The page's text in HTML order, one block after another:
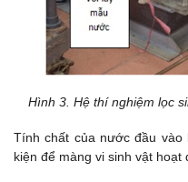
Hình 3. Hệ thí nghiệm lọc
Tính chất của nước đầu vào
kiện để màng vi sinh vật hoạt